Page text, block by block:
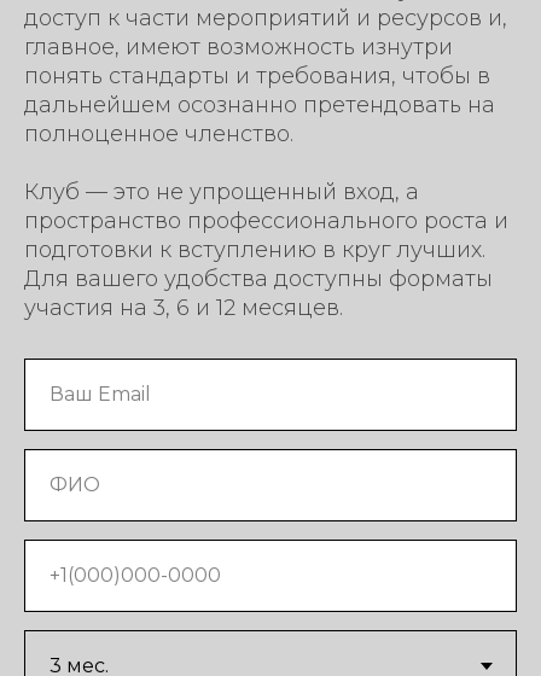
доступ к части мероприятий и ресурсов и,
главное, имеют возможность изнутри
понять стандарты и требования, чтобы в
дальнейшем осознанно претендовать на
полноценное членство.
Клуб — это не упрощенный вход, а
пространство профессионального роста и
подготовки к вступлению в круг лучших.
Для вашего удобства доступны форматы
участия на 3, 6 и 12 месяцев.